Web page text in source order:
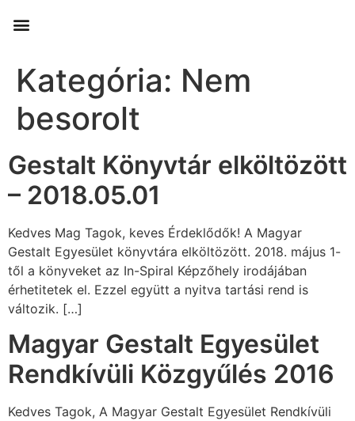
Kategória: Nem
besorolt
Gestalt Könyvtár elköltözött
– 2018.05.01
Kedves Mag Tagok, keves Érdeklődők! A Magyar
Gestalt Egyesület könyvtára elköltözött. 2018. május 1-
től a könyveket az In-Spiral Képzőhely irodájában
érhetitetek el. Ezzel együtt a nyitva tartási rend is
változik. […]
Magyar Gestalt Egyesület
Rendkívüli Közgyűlés 2016
Kedves Tagok, A Magyar Gestalt Egyesület Rendkívüli